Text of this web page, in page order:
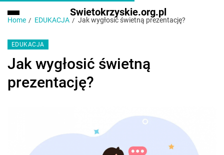
Swietokrzyskie.org.pl
Home EDUKACJA Jak wygłosić świetną prezentację?
EDUKACJA
Jak wygłosić świetną
prezentację?